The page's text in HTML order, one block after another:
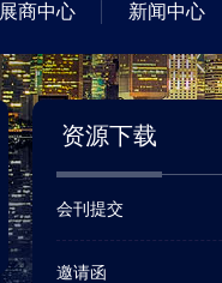
展商中心 新闻中心
资源下载
会刊提交
邀请函